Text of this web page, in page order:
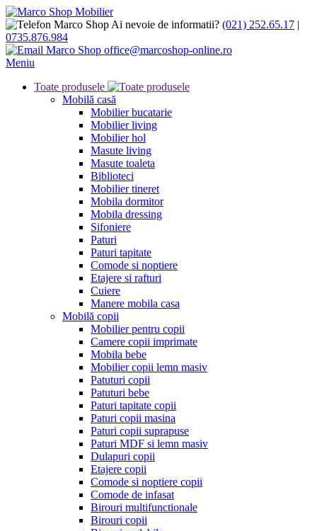
Ai nevoie de informatii? (021) 252.65.17 |
0735.876.984
office@marcoshop-online.ro
Meniu
Toate produsele
Mobilă casă
Mobilier bucatarie
Mobilier living
Mobilier hol
Masute living
Masute toaleta
Biblioteci
Mobilier tineret
Mobila dormitor
Mobila dressing
Sifoniere
Paturi
Paturi tapitate
Comode si noptiere
Etajere si rafturi
Cuiere
Manere mobila casa
Mobilă copii
Mobilier pentru copii
Camere copii imprimate
Mobila bebe
Mobilier copii lemn masiv
Patuturi copii
Patuturi bebe
Paturi tapitate copii
Paturi copii masina
Paturi copii suprapuse
Paturi MDF si lemn masiv
Dulapuri copii
Etajere copii
Comode si noptiere copii
Comode de infasat
Birouri multifunctionale
Birouri copii